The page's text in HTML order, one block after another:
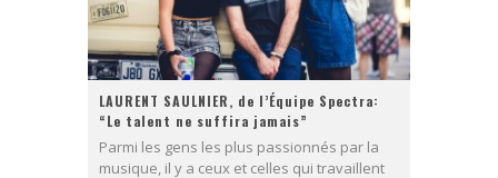
LAURENT SAULNIER, de l’Équipe Spectra:
“Le talent ne suffira jamais”
Parmi les gens les plus passionnés par la
musique, il y a ceux et celles qui travaillent